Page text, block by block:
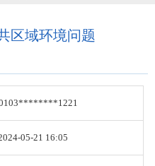
区域环境问题
05-21 16:05